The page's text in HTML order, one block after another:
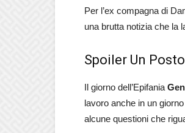
Per l’ex compagna di
una brutta notizia che la
Spoiler Un
Il giorno dell’Epifania
lavoro anche in un
alcune questioni che